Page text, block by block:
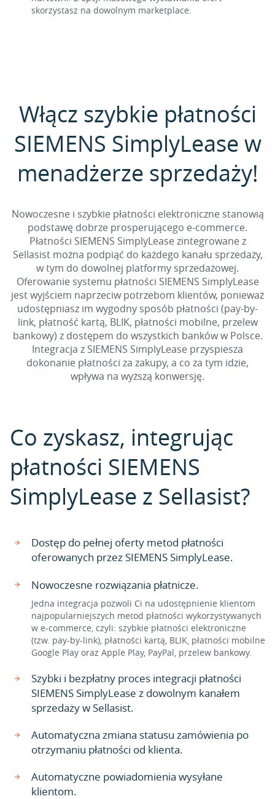
skorzystasz na dowolnym marketplace.
Włącz szybkie płatności
SIEMENS SimplyLease w
menadżerze sprzedaży!
Nowoczesne i szybkie płatności elektroniczne stanowią
podstawę dobrze prosperującego e-commerce.
Płatności SIEMENS SimplyLease zintegrowane z
Sellasist można podpiąć do każdego kanału sprzedaży,
w tym do dowolnej platformy sprzedażowej.
Oferowanie systemu płatności SIEMENS SimplyLease
jest wyjściem naprzeciw potrzebom klientów, ponieważ
udostępniasz im wygodny sposób płatności (pay-by-
link, płatność kartą, BLIK, płatności mobilne, przelew
bankowy) z dostępem do wszystkich banków w Polsce.
Integracja z SIEMENS SimplyLease przyspiesza
dokonanie płatności za zakupy, a co za tym idzie,
wpływa na wyższą konwersję.
Co zyskasz, integrując
płatności SIEMENS
SimplyLease z Sellasist?
Dostęp do pełnej oferty metod płatności
oferowanych przez SIEMENS SimplyLease.
Nowoczesne rozwiązania płatnicze.
Jedna integracja pozwoli Ci na udostępnienie klientom
najpopularniejszych metod płatności wykorzystywanych
w e-commerce, czyli: szybkie płatności elektroniczne
(tzw. pay-by-link), płatności kartą, BLIK, płatności mobilne
Google Play oraz Apple Play, PayPal, przelew bankowy.
Szybki i bezpłatny proces integracji płatności
SIEMENS SimplyLease z dowolnym kanałem
sprzedaży w Sellasist.
Automatyczna zmiana statusu zamówienia po
otrzymaniu płatności od klienta.
Automatyczne powiadomienia wysyłane
klientom.